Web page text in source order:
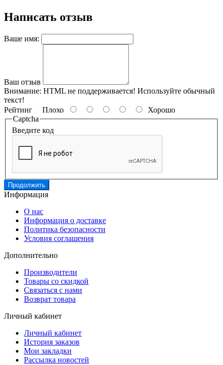
Написать отзыв
Ваше имя:
Ваш отзыв
Внимание: HTML не поддерживается! Используйте обычный
текст!
Рейтинг Плохо
Хорошо
Captcha
Введите код
Продолжить
Информация
О нас
Информация о доставке
Политика безопасности
Условия соглашения
Дополнительно
Производители
Товары со скидкой
Связаться с нами
Возврат товара
Личный кабинет
Личный кабинет
История заказов
Мои закладки
Рассылка новостей